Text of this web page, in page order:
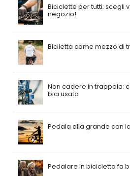
Biciclette per tutti: scegli
negozio!
Biciletta come mezzo di
Non cadere in trappola:
bici usata
Pedala alla grande con
Pedalare in bicicletta fa